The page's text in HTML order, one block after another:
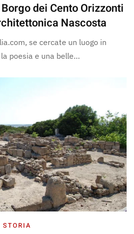
dei Cento Orizzonti
Nascosta
se cercate un luogo in
poesia e una belle…
STORIA